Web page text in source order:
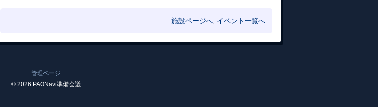
施設ページへ イベント一覧へ
管理ページ
© 2026 PAONavi準備会議